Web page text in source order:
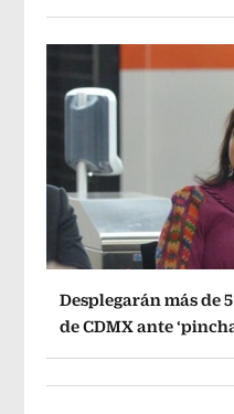
Desplegarán más de
de CDMX ante